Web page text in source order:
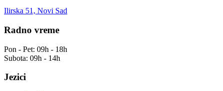
Ilirska 51, Novi Sad
Radno vreme
Pon - Pet: 09h - 18h
Subota: 09h - 14h
Jezici